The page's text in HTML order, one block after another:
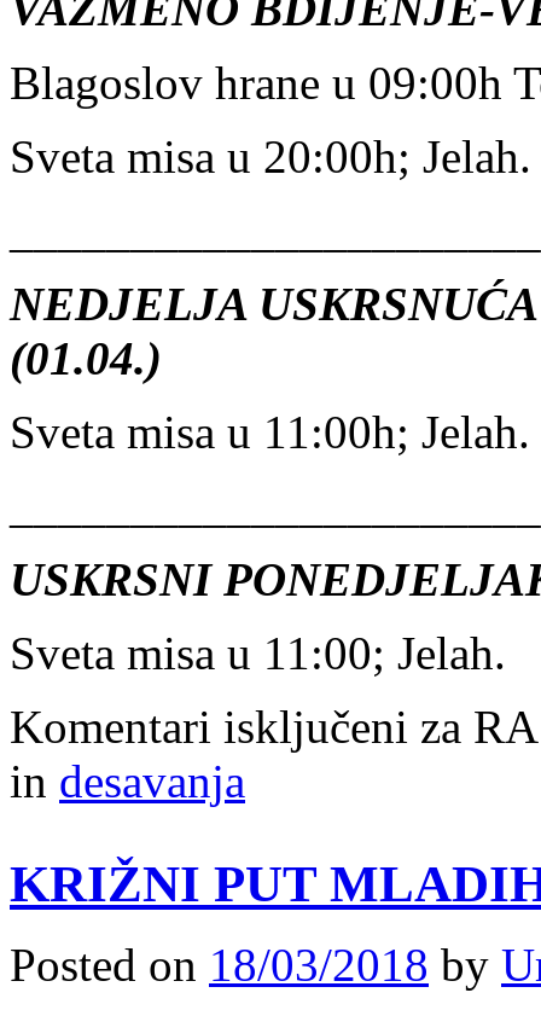
Blagoslov hrane u 09:00h
Sveta misa u 20:00h; Jelah.
NEDJELJA
(01.04.)
Sveta misa u 11:00h; Jelah.
USKRSNI
Sveta misa u 11:00; Jelah.
Komentari isključeni za
in desavanja
KRIŽNI PUT
Posted on 18/03/2018 by